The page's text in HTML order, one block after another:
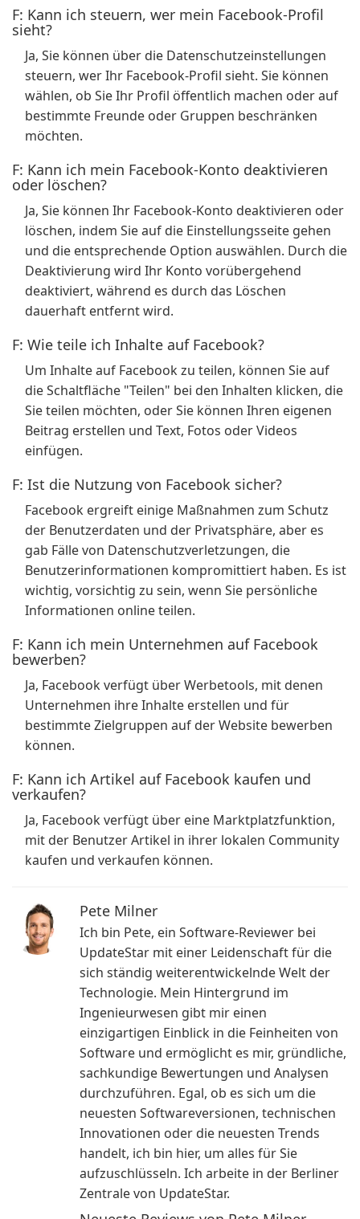
F: Kann ich steuern, wer mein Facebook-Profil
sieht?
Ja, Sie können über die Datenschutzeinstellungen
steuern, wer Ihr Facebook-Profil sieht. Sie können
wählen, ob Sie Ihr Profil öffentlich machen oder auf
bestimmte Freunde oder Gruppen beschränken
möchten.
F: Kann ich mein Facebook-Konto deaktivieren
oder löschen?
Ja, Sie können Ihr Facebook-Konto deaktivieren oder
löschen, indem Sie auf die Einstellungsseite gehen
und die entsprechende Option auswählen. Durch die
Deaktivierung wird Ihr Konto vorübergehend
deaktiviert, während es durch das Löschen
dauerhaft entfernt wird.
F: Wie teile ich Inhalte auf Facebook?
Um Inhalte auf Facebook zu teilen, können Sie auf
die Schaltfläche "Teilen" bei den Inhalten klicken, die
Sie teilen möchten, oder Sie können Ihren eigenen
Beitrag erstellen und Text, Fotos oder Videos
einfügen.
F: Ist die Nutzung von Facebook sicher?
Facebook ergreift einige Maßnahmen zum Schutz
der Benutzerdaten und der Privatsphäre, aber es
gab Fälle von Datenschutzverletzungen, die
Benutzerinformationen kompromittiert haben. Es ist
wichtig, vorsichtig zu sein, wenn Sie persönliche
Informationen online teilen.
F: Kann ich mein Unternehmen auf Facebook
bewerben?
Ja, Facebook verfügt über Werbetools, mit denen
Unternehmen ihre Inhalte erstellen und für
bestimmte Zielgruppen auf der Website bewerben
können.
F: Kann ich Artikel auf Facebook kaufen und
verkaufen?
Ja, Facebook verfügt über eine Marktplatzfunktion,
mit der Benutzer Artikel in ihrer lokalen Community
kaufen und verkaufen können.
Pete Milner
Ich bin Pete, ein Software-Reviewer bei
UpdateStar mit einer Leidenschaft für die
sich ständig weiterentwickelnde Welt der
Technologie. Mein Hintergrund im
Ingenieurwesen gibt mir einen
einzigartigen Einblick in die Feinheiten von
Software und ermöglicht es mir, gründliche,
sachkundige Bewertungen und Analysen
durchzuführen. Egal, ob es sich um die
neuesten Softwareversionen, technischen
Innovationen oder die neuesten Trends
handelt, ich bin hier, um alles für Sie
aufzuschlüsseln. Ich arbeite in der Berliner
Zentrale von UpdateStar.